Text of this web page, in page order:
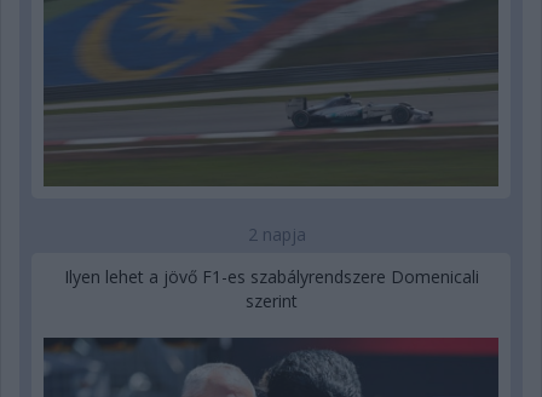
2 napja
Ilyen lehet a jövő F1-es szabályrendszere Domenicali
szerint